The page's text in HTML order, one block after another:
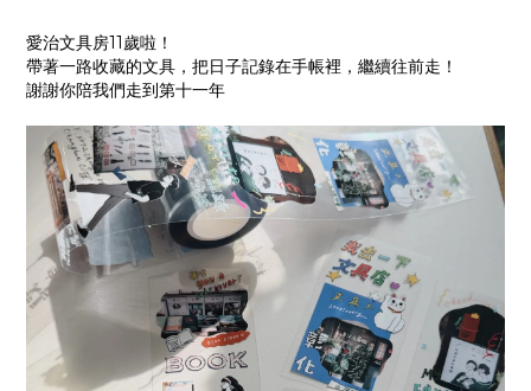
愛治文具房11歲啦！
帶著一路收藏的文具，把日子記錄在手帳裡，繼續往前走！
謝謝你陪我們走到第十一年